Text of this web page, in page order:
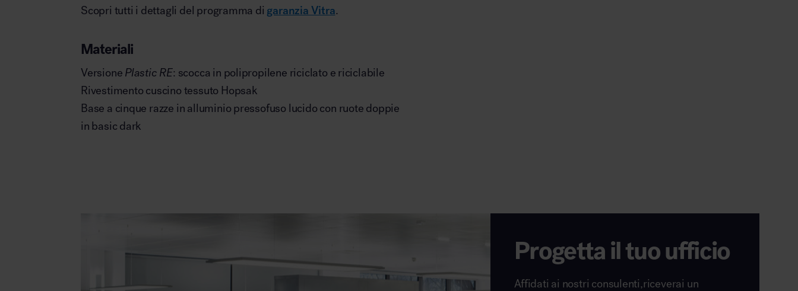
Scopri tutti i dettagli del programma di garanzia Vitra.
Materiali
Versione Plastic RE: scocca in polipropilene riciclato e riciclabile
Rivestimento cuscino tessuto Hopsak
Base a cinque razze in alluminio pressofuso lucido con ruote doppie
in basic dark
Progetta il tuo ufficio
Affidati ai nostri consulenti,riceverai un